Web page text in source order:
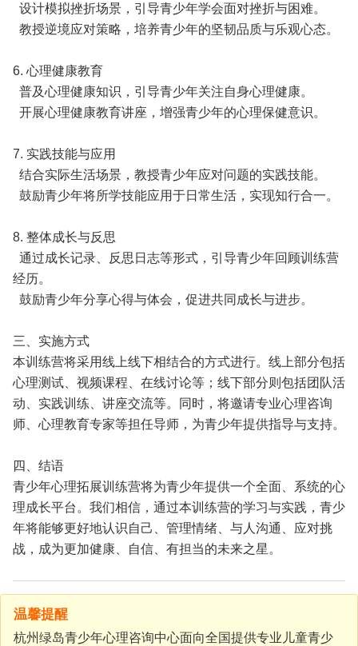
设计模拟挫折场景，引导青少年学会面对挫折与困难。
教授逆境应对策略，培养青少年的坚韧品质与乐观心态。
6. 心理健康教育
普及心理健康知识，引导青少年关注自身心理健康。
开展心理健康教育讲座，增强青少年的心理保健意识。
7. 实践技能与应用
结合实际生活场景，教授青少年应对问题的实践技能。
鼓励青少年将所学技能应用于日常生活，实现知行合一。
8. 整体成长与反思
通过成长记录、反思日志等形式，引导青少年回顾训练营
经历。
鼓励青少年分享心得与体会，促进共同成长与进步。
三、实施方式
本训练营将采用线上线下相结合的方式进行。线上部分包括
心理测试、视频课程、在线讨论等；线下部分则包括团队活
动、实践训练、讲座交流等。同时，将邀请专业心理咨询
师、心理教育专家等担任导师，为青少年提供指导与支持。
四、结语
青少年心理拓展训练营将为青少年提供一个全面、系统的心
理成长平台。我们相信，通过本训练营的学习与实践，青少
年将能够更好地认识自己、管理情绪、与人沟通、应对挑
战，成为更加健康、自信、有担当的未来之星。
温馨提醒
杭州绿岛青少年心理咨询中心面向全国提供专业儿童青少